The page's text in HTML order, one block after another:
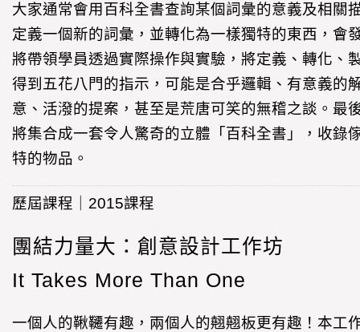
大家通常會用百科全書查詢某個詞彙的意義及相關
定義一個新的詞彙，並轉化為一樣獨特的東西，會
將帶領學員透過實際操作與實驗，將定義、轉化、
得到五花八門的指示，可能是合乎邏輯、有意義的
意、活潑的提案，甚至是荒唐可笑的無稽之談。最
將集合成一套令人驚奇的立體「百科全書」，收錄
特的物品。
歷屆課程｜2015課程
團結力量大：創意設計工作坊
It Takes More Than One
一個人的鞦韆有趣，兩個人的翹翹板更有趣！本工